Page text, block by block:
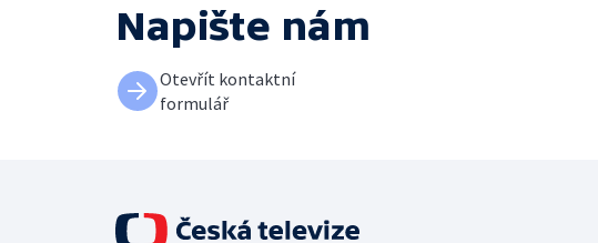
Napište nám
Otevřít kontaktní
formulář